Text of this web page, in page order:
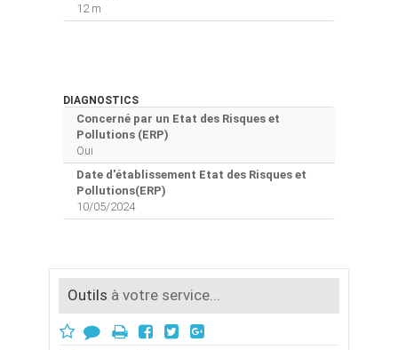
12 m
DIAGNOSTICS
Concerné par un Etat des Risques et
Pollutions (ERP)
Oui
Date d'établissement Etat des Risques et
Pollutions(ERP)
10/05/2024
Outils à votre service...